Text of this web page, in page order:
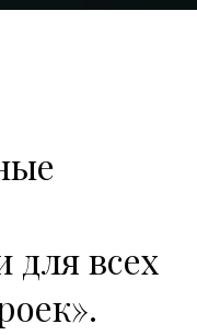
для всех